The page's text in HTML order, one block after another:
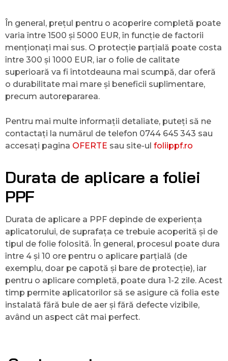
În general, prețul pentru o acoperire completă poate
varia între 1500 și 5000 EUR, în funcție de factorii
menționați mai sus. O protecție parțială poate costa
între 300 și 1000 EUR, iar o folie de calitate
superioară va fi întotdeauna mai scumpă, dar oferă
o durabilitate mai mare și beneficii suplimentare,
precum autorepararea.
Pentru mai multe informații detaliate, puteți să ne
contactați la numărul de telefon 0744 645 343 sau
accesați pagina OFERTE sau site-ul foliippf.ro
Durata de aplicare a foliei
PPF
Durata de aplicare a PPF depinde de experiența
aplicatorului, de suprafața ce trebuie acoperită și de
tipul de folie folosită. În general, procesul poate dura
între 4 și 10 ore pentru o aplicare parțială (de
exemplu, doar pe capotă și bare de protecție), iar
pentru o aplicare completă, poate dura 1-2 zile. Acest
timp permite aplicatorilor să se asigure că folia este
instalată fără bule de aer și fără defecte vizibile,
având un aspect cât mai perfect.